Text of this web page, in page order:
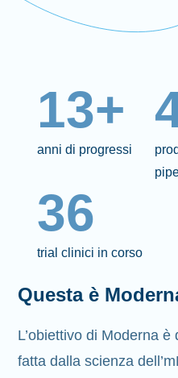
13+
anni di progressi
36
trial clinici in corso
Questa è
L’obiettivo di Moderna
fatta dalla scienza